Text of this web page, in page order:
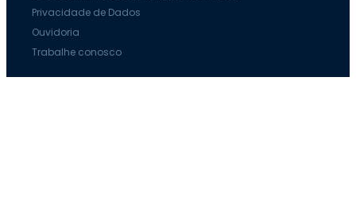
Privacidade de Dados
Ouvidoria
Trabalhe conosco